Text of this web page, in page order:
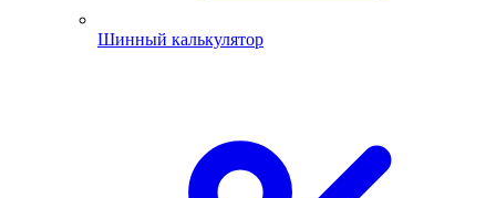
Шинный калькулятор